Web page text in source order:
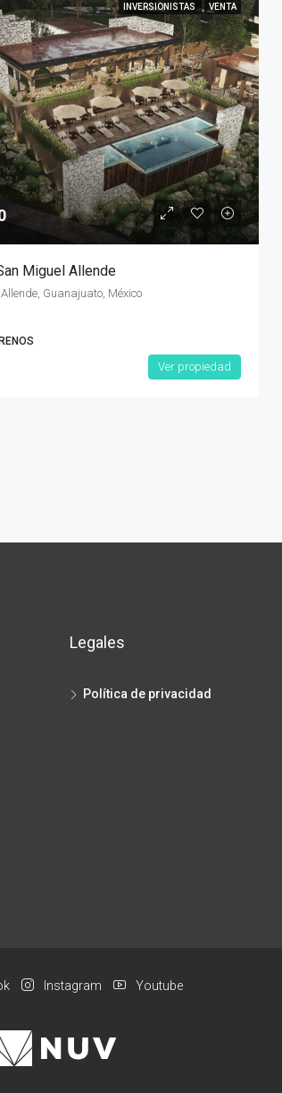
INVERSIONISTAS VENTA
Miguel Allende
Guanajuato, México
Ver propiedad
Legales
Política de privacidad
Instagram Youtube